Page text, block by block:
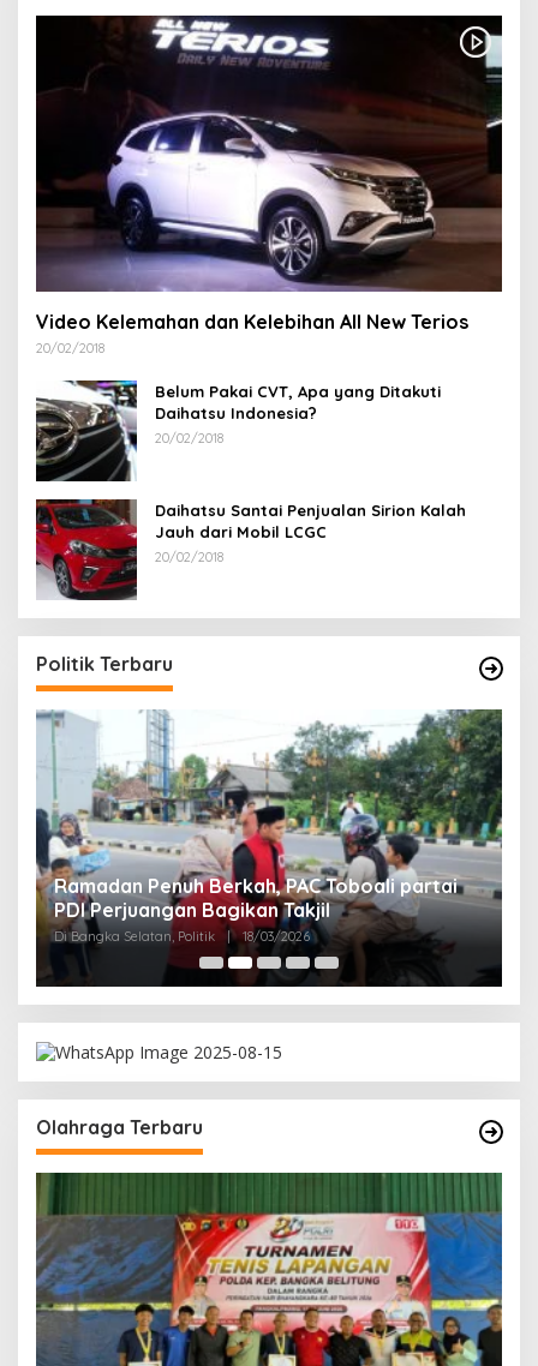
Video Kelemahan dan Kelebihan All New Terios
20/02/2018
Belum Pakai CVT, Apa yang Ditakuti
Daihatsu Indonesia?
20/02/2018
Daihatsu Santai Penjualan Sirion Kalah
Jauh dari Mobil LCGC
20/02/2018
Politik Terbaru
Ramadan Penuh Berkah, PAC Toboali partai
PDI Perjuangan Bagikan Takjil
Di Bangka Selatan, Politik | 18/03/2026
Olahraga Terbaru